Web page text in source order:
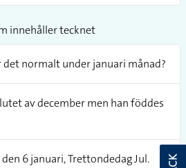
innehåller tecknet
det normalt under januari månad?
av december men han föddes
6 januari, Trettondedag Jul.